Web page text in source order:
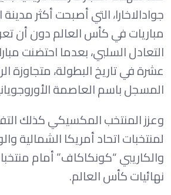
جوادالاخارا، التي أصبحت أكثر
مباريات في كأس العالم دون أن
التعادل السلبي، بعدما احتضنت
عشرة في تاريخ البطولة، متجاوزة
المسجل باسم العاصمة
وعزز المنتخب المكسيكي كذلك
لمنتخبات اتحاد أمريكا الشمالية
والكاريبي “كونكاكاف” أمام
نهائيات كأس العالم.